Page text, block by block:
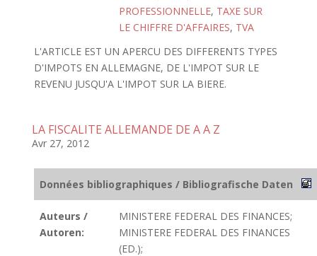
PROFESSIONNELLE, TAXE SUR
LE CHIFFRE D'AFFAIRES, TVA
L'ARTICLE EST UN APERCU DES DIFFERENTS TYPES
D'IMPOTS EN ALLEMAGNE, DE L'IMPOT SUR LE
REVENU JUSQU'A L'IMPOT SUR LA BIERE.
LA FISCALITE ALLEMANDE DE A A Z
Avr 27, 2012
Données bibliographiques / Bibliografische Daten
Auteurs /
Autoren:
MINISTERE FEDERAL DES FINANCES;
MINISTERE FEDERAL DES FINANCES
(ED.);